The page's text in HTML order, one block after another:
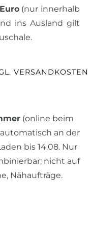
(nur innerhalb
ins Ausland gilt
VERSANDKOSTEN
(online beim
an der
bis 14.08. Nur
nicht auf
Nähaufträge.